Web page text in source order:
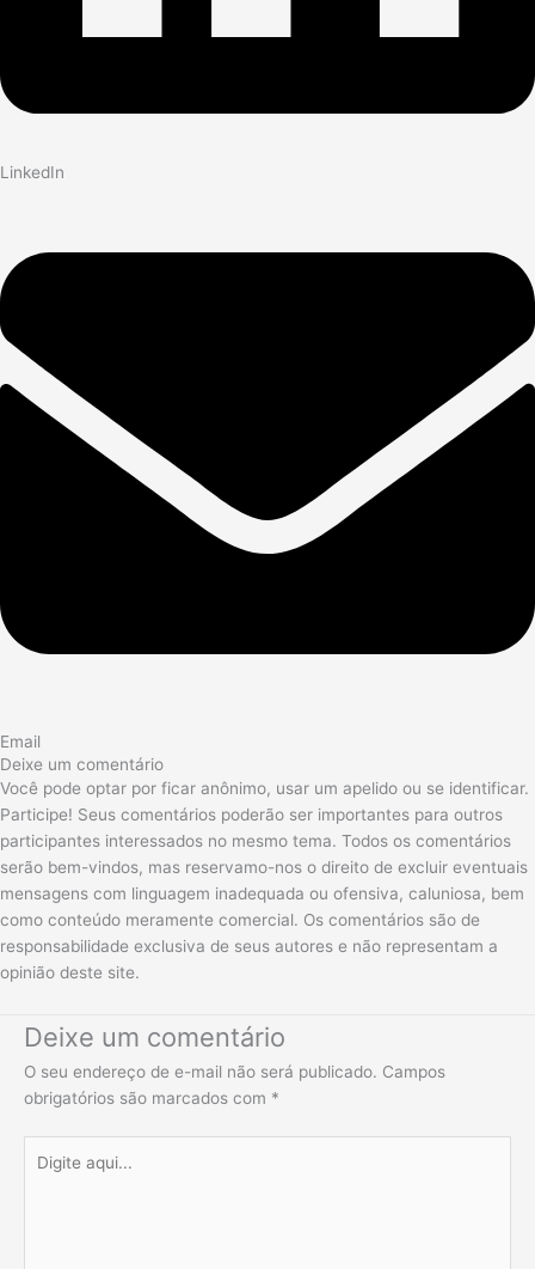
LinkedIn
Email
Deixe um comentário
Você pode optar por ficar anônimo, usar um apelido ou se identificar.
Participe! Seus comentários poderão ser importantes para outros
participantes interessados no mesmo tema. Todos os comentários
serão bem-vindos, mas reservamo-nos o direito de excluir eventuais
mensagens com linguagem inadequada ou ofensiva, caluniosa, bem
como conteúdo meramente comercial. Os comentários são de
responsabilidade exclusiva de seus autores e não representam a
opinião deste site.
Deixe um comentário
O seu endereço de e-mail não será publicado. Campos
obrigatórios são marcados com *
aqui...